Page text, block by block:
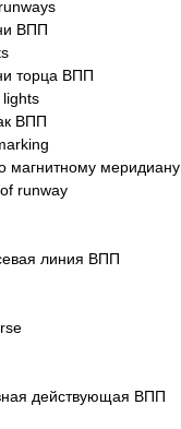
ВПП
торца ВПП
ВПП
магнитному меридиану
runway
линия ВПП
действующая ВПП